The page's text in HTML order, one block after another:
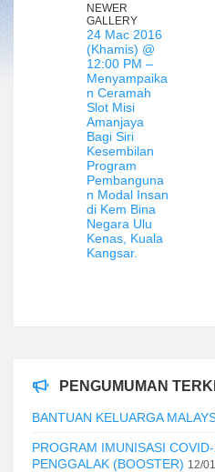
NEWER
GALLERY
24 Mac 2016
(Khamis) @
12:00 PM –
Menyampaika
n Ceramah
Slot Misi
Amanjaya
Bagi Siri
Kesembilan
Program
Pembanguna
n Modal Insan
di Kem Bina
Negara Ulu
Kenas, Kuala
Kangsar.
PENGUMUMAN
BANTUAN KELUARGA
PROGRAM IMUNISASI
PENGGALAK (BOOSTER) 12/